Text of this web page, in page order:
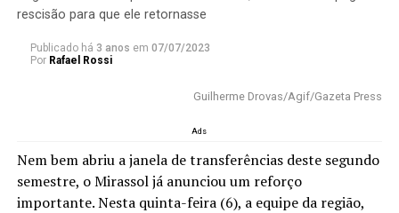
rescisão para que ele retornasse
Publicado há 3 anos em 07/07/2023
Por Rafael Rossi
Guilherme Drovas/Agif/Gazeta Press
Ads
Nem bem abriu a janela de transferências deste segundo
semestre, o Mirassol já anunciou um reforço
importante. Nesta quinta-feira (6), a equipe da região,